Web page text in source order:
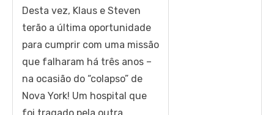
Desta vez, Klaus e Steven
terão a última oportunidade
para cumprir com uma missão
que falharam há três anos –
na ocasião do “colapso” de
Nova York! Um hospital que
foi tragado pela outra